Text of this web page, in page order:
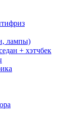
лампы)
+ хэтчбек